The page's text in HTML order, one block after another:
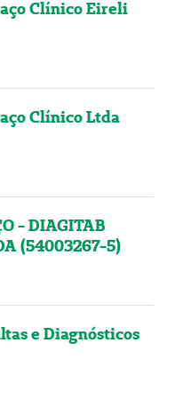
Clínico Eireli
Clínico Ltda
- DIAGITAB
(54003267-5)
e Diagnósticos